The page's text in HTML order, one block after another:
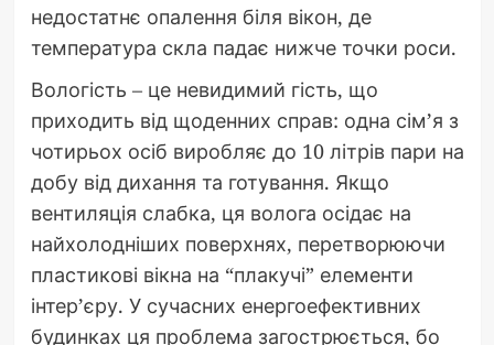
недостатнє опалення біля вікон, де
температура скла падає нижче точки роси.
Вологість – це невидимий гість, що
приходить від щоденних справ: одна сім’я з
чотирьох осіб виробляє до 10 літрів пари на
добу від дихання та готування. Якщо
вентиляція слабка, ця волога осідає на
найхолодніших поверхнях, перетворюючи
пластикові вікна на “плакучі” елементи
інтер’єру. У сучасних енергоефективних
будинках ця проблема загострюється, бо